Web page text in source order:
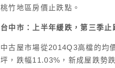
桃竹地區房價止跌點。
台中市：上半年緩跌，第三季止
中古屋市場從2014Q3高檔的均
坪，跌幅11.03%，新成屋跌勢